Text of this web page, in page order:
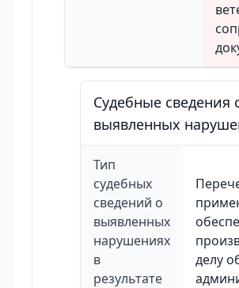
Судебные сведения
выявленных
Тип
судебных
сведений о
выявленных
нарушениях
в
результате
делу